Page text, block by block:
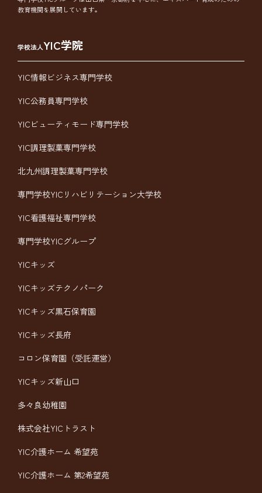
教育機関を展開しています。
学校法人YIC学院
YIC情報ビジネス専門学校
YIC公務員専門学校
YICビューティモード専門学校
YIC調理製菓専門学校
北九州調理製菓専門学校
専門学校YICリハビリテーション大学校
YIC看護福祉専門学校
専門学校YICグループ
YICキッズ
YICキッズテクノパーク
YICキッズ黒石保育園
YICキッズ長府
コロン保育園（受託運営）
YICキッズ新山口
多々良幼稚園
株式会社YICトラスト
YIC介護ホーム 希望苑
YIC介護ホーム 第2希望苑